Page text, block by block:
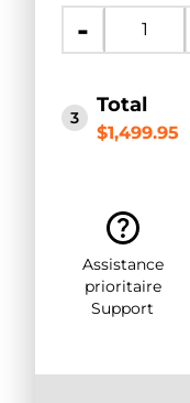
-
3
Total
$1,499.95
Assistance
prioritaire
Support